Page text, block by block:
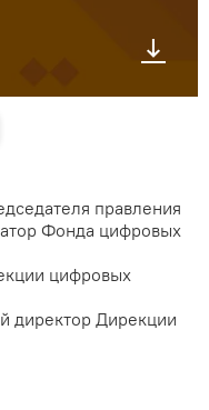
правления
Фонда цифровых
цифровых
директор Дирекции